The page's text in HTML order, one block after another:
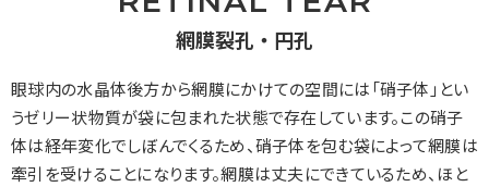
網膜裂孔・円孔
眼球内の水晶体後方から網膜にかけての空間には「硝子体」とい
うゼリー状物質が袋に包まれた状態で存在しています。この硝子
体は経年変化でしぼんでくるため、硝子体を包む袋によって網膜は
牽引を受けることになります。網膜は丈夫にできているため、ほと